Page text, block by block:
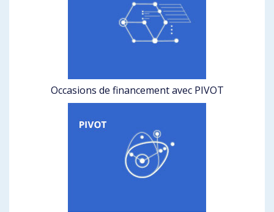
Occasions de financement avec PIVOT